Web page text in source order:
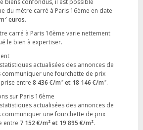
du mètre carré à Paris 16ème en date
euros.
carré à Paris 16ème varie nettement
le bien à expertiser.
actualisées des annonces de
communiquer une fourchette de prix
entre 8 436 €/m² et 18 146 €/m².
sur Paris 16ème
actualisées des annonces de
communiquer une fourchette de prix
entre 7 152 €/m² et 19 895 €/m².